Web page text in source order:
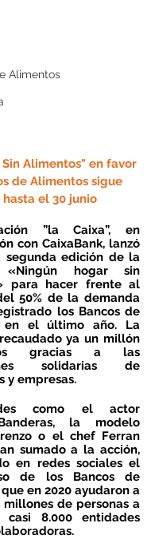
Alimentos
Alimentos" en favor
de Alimentos sigue
el 30 junio
”la Caixa”, en
con CaixaBank, lanzó
edición de la
«Ningún hogar sin
para hacer frente al
50% de la demanda
los Bancos de
en el último año. La
ya un millón
gracias a las
solidarias de
y empresas.
como el actor
la modelo
o el chef Ferran
sumado a la acción,
en redes sociales el
de los Bancos de
en 2020 ayudaron a
millones de personas a
8.000 entidades